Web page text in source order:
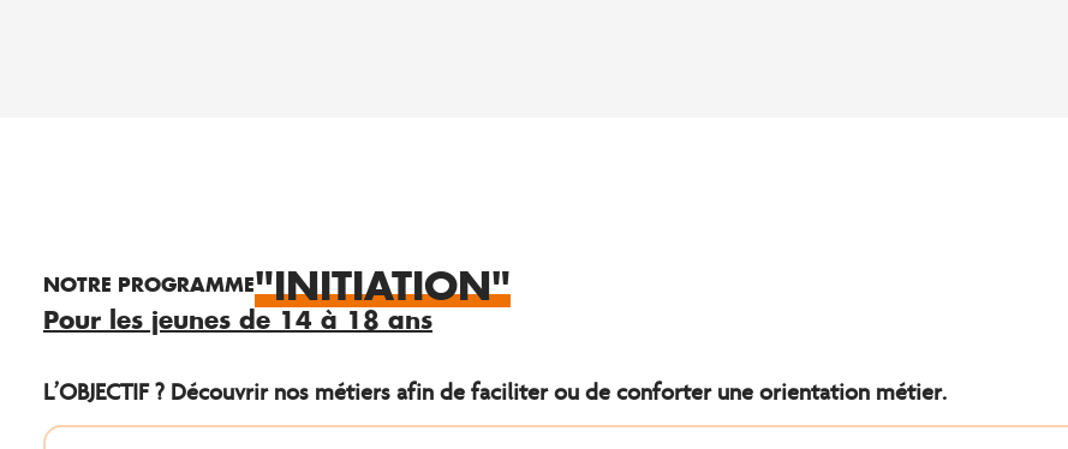
NOTRE PROGRAMME"INITIATION"
Pour les jeunes de 14 à 18 ans
L’OBJECTIF ? Découvrir nos métiers afin de faciliter ou de conforter une orientation métier.